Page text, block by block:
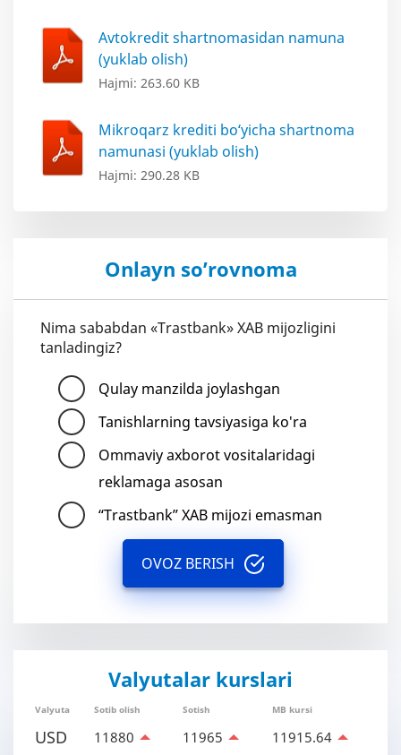
Avtokredit shartnomasidan namuna
(yuklab olish)
Hajmi: 263.60 KB
Mikroqarz krediti bo‘yicha shartnoma
namunasi (yuklab olish)
Hajmi: 290.28 KB
Onlayn so’rovnoma
Nima sababdan «Trastbank» XAB mijozligini
tanladingiz?
Qulay manzilda joylashgan
Tanishlarning tavsiyasiga ko'ra
Ommaviy axborot vositalaridagi
reklamaga asosan
“Trastbank” XAB mijozi emasman
OVOZ BERISH
Valyutalar kurslari
Valyuta Sotib olish Sotish MB kursi
USD 11880 11965 11915.64